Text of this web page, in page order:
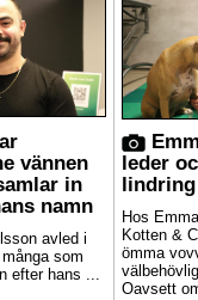
vännen
in
namn
avled i
som
efter hans ...
leder
lindring
Hos
Kotten &
ömma
Oavsett